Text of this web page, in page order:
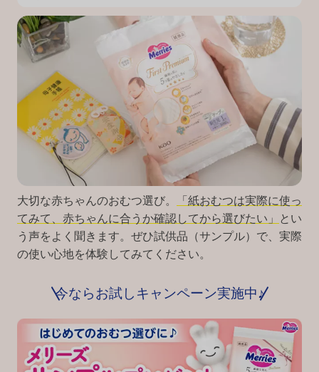
大切な赤ちゃんのおむつ選び。
「紙おむつは実際に使っ
てみて、赤ちゃんに合うか確認してから選びたい」
とい
う声をよく聞きます。ぜひ試供品（サンプル）で、実際
の使い心地を体験してみてください。
今ならお試しキャンペーン実施中♪